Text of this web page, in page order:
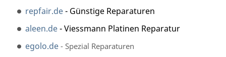
repfair.de- Günstige Reparaturen
aleen.de- Viessmann Platinen Reparatur
egolo.de - Spezial Reparaturen